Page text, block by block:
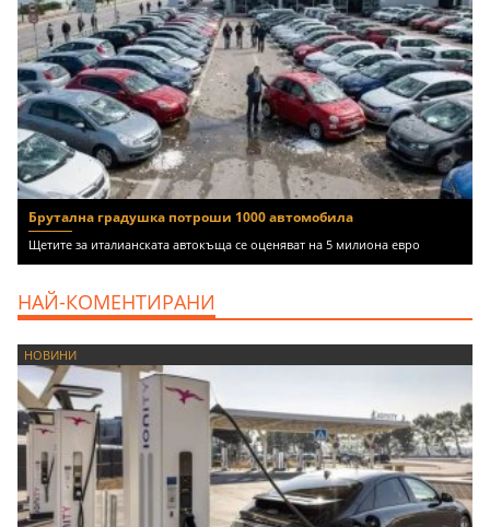
Брутална градушка потроши 1000 автомобила
Щетите за италианската автокъща се оценяват на 5 милиона евро
НАЙ-КОМЕНТИРАНИ
НОВИНИ